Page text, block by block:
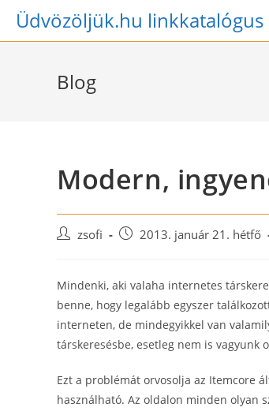
SkipÜdvözöljük.hu linkkatalógus
Blog
Modern,
Post zsofi
Post 2013. január 21. hétfő
Mindenki, aki valaha internetes
benne, hogy legalább egyszer
interneten, de mindegyikkel van
társkeresésbe, esetleg nem is vagyunk
Ezt a problémát orvosolja az Itemcore
használható. Az oldalon minden olyan